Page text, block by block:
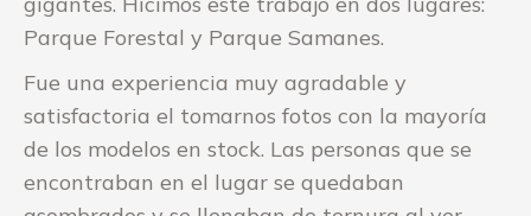
Parque Forestal y Parque Samanes.
Fue una experiencia muy agradable y
satisfactoria el tomarnos fotos con la mayoría
de los modelos en stock. Las personas que se
encontraban en el lugar se quedaban